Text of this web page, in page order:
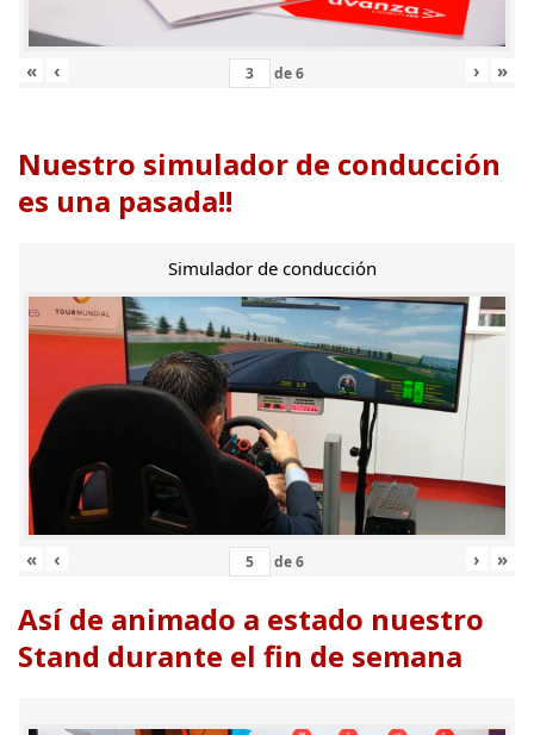
« ‹ de6 › »
Nuestro simulador de conducción
es una pasada!!
Simulador de conducción
« ‹ de6 › »
Así de animado a estado nuestro
Stand durante el fin de semana